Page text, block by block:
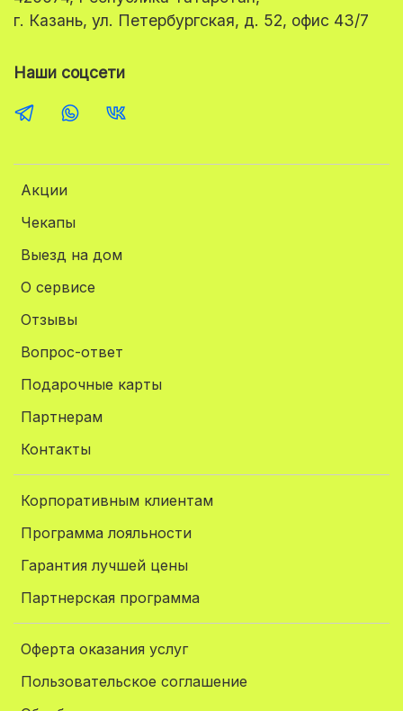
Акции
Чекапы
Выезд на дом
О сервисе
Отзывы
Вопрос-ответ
Подарочные карты
Партнерам
Контакты
Корпоративным клиентам
Программа лояльности
Гарантия лучшей цены
Партнерская программа
Оферта оказания услуг
Пользовательское соглашение
г. Казань, ул. Петербургская, д. 52, офис 43/7
Наши соцсети